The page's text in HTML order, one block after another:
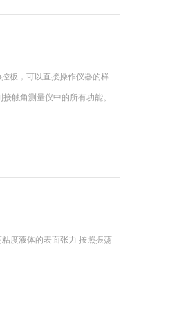
板，可以直接操作仪器的样
触角测量仪中的所有功能。
度液体的表面张力 按照振荡